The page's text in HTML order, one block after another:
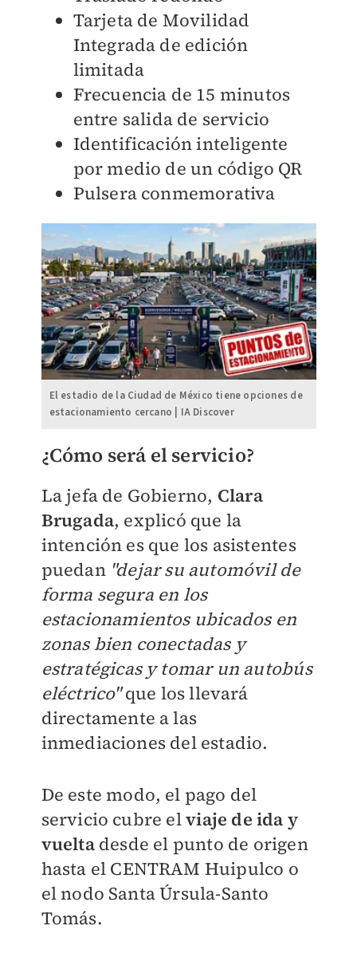
Tarjeta de Movilidad
Integrada de edición
limitada
Frecuencia de 15 minutos
entre salida de servicio
Identificación inteligente
por medio de un código QR
Pulsera conmemorativa
El estadio de la Ciudad de México tiene opciones de
estacionamiento cercano | IA Discover
¿Cómo será el servicio?
La jefa de Gobierno, Clara
Brugada, explicó que la
intención es que los asistentes
puedan"dejar su automóvil de
forma segura en los
estacionamientos ubicados en
zonas bien conectadas y
estratégicas y tomar un autobús
eléctrico"que los llevará
directamente a las
inmediaciones del estadio.
De este modo, el pago del
servicio cubre elviaje de ida y
vueltadesde el punto de origen
hasta el CENTRAM Huipulco o
el nodo Santa Úrsula-Santo
Tomás.